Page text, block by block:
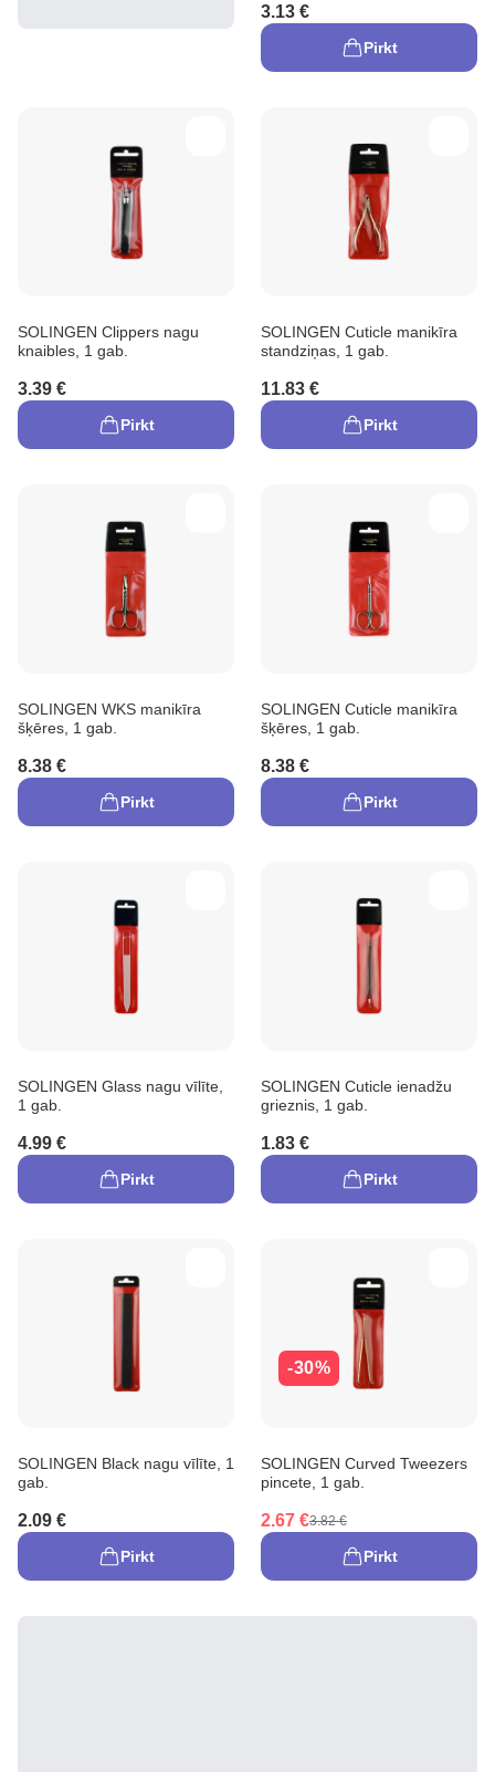
3.13 €
Pirkt
SOLINGEN Clippers nagu
knaibles, 1 gab.
3.39 €
Pirkt
SOLINGEN Cuticle manikīra
standziņas, 1 gab.
11.83 €
Pirkt
SOLINGEN WKS manikīra
šķēres, 1 gab.
8.38 €
Pirkt
SOLINGEN Cuticle manikīra
šķēres, 1 gab.
8.38 €
Pirkt
SOLINGEN Glass nagu vīlīte,
1 gab.
4.99 €
Pirkt
SOLINGEN Cuticle ienadžu
grieznis, 1 gab.
1.83 €
Pirkt
SOLINGEN Black nagu vīlīte, 1
gab.
2.09 €
Pirkt
-30%
SOLINGEN Curved Tweezers
pincete, 1 gab.
2.67 €3.82 €
Pirkt